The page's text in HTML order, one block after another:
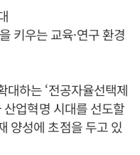
키우는 교육·연구 환경
하는 ‘전공자율선택제
산업혁명 시대를 선도할
양성에 초점을 두고 있